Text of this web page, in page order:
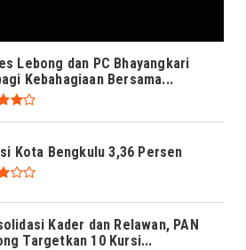
Lebong dan PC Bhayangkari
Kebahagiaan Bersama...
Kota Bengkulu 3,36 Persen
Kader dan Relawan, PAN
Targetkan 10 Kursi...